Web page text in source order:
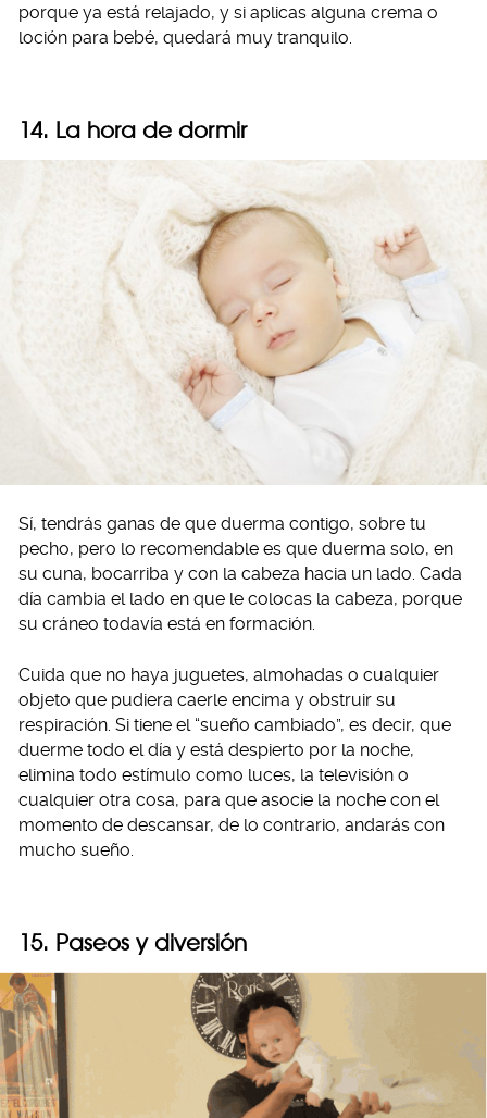
porque ya está relajado, y si aplicas alguna crema o
loción para bebé, quedará muy tranquilo.
14. La hora de dormir
Sí, tendrás ganas de que duerma contigo, sobre tu
pecho, pero lo recomendable es que duerma solo, en
su cuna, bocarriba y con la cabeza hacia un lado. Cada
día cambia el lado en que le colocas la cabeza, porque
su cráneo todavía está en formación.
Cuida que no haya juguetes, almohadas o cualquier
objeto que pudiera caerle encima y obstruir su
respiración. Si tiene el “sueño cambiado”, es decir, que
duerme todo el día y está despierto por la noche,
elimina todo estímulo como luces, la televisión o
cualquier otra cosa, para que asocie la noche con el
momento de descansar, de lo contrario, andarás con
mucho sueño.
15. Paseos y diversión